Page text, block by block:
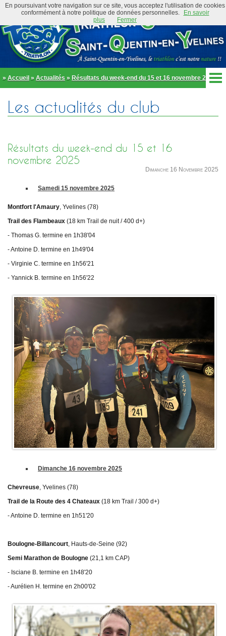
» Accueil » Actualités » Résultats du week-end du 15 et 16 novembre 2025
Accueil Actualités
Organigramme
Règlement
Trombinoscope
Adhérer au club
Newsletter
Bike and Run 2026
Parcours
Bike and Run 2025
Bike and Run 2024
Bike and Run 2023
Bike and Run 2022
Bike and Run 2020
Bike and Run 2019
Bike and Run 2018
Bike and Run 2017
Bike and Run 2015
Bike and Run 2014
Bike and Run 2013
Bike and Run 2012
Bike and Run 2011
Lieux d'entraînement
Photos / Vidéos
Compétitions
Calendrier
Courses club
Contact
Presse
Les actualités du club
Résultats du week-end du 15 et 16
novembre 2025
Dimanche 16 Novembre 2025
Samedi 15 novembre 2025
Montfort l'Amaury, Yvelines (78)
Trail des Flambeaux (18 km Trail de nuit / 400 d+)
- Thomas G. termine en 1h38'04
- Antoine D. termine en 1h49'04
- Virginie C. termine en 1h56'21
- Yannick B. termine en 1h56'22
Dimanche 16 novembre 2025
Chevreuse, Yvelines (78)
Trail de la Route des 4 Chateaux (18 km Trail / 300 d+)
- Antoine D. termine en 1h51'20
Boulogne-Billancourt, Hauts-de-Seine (92)
Semi Marathon de Boulogne (21,1 km CAP)
- Isciane B. termine en 1h48'20
- Aurélien H. termine en 2h00'02
En poursuivant votre navigation sur ce site, vous acceptez l'utilisation de cookies
conformément à notre politique de données personnelles.
En savoir
plus
Fermer